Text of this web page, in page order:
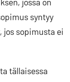
syntyy
sopimusta ei
tällaisessa